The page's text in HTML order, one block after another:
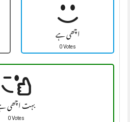
اچھی ہے
0 Votes
بہت اچھی
0 Votes